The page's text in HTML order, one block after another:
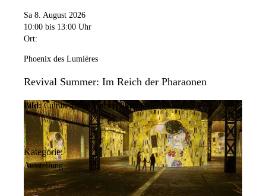
Sa 8. August 2026
10:00 bis 13:00 Uhr
Ort:
Phoenix des Lumières
Revival Summer: Im Reich der Pharaonen
Bild: Culturespaces/Vincent Pinson
Kategorie:
Ausstellung